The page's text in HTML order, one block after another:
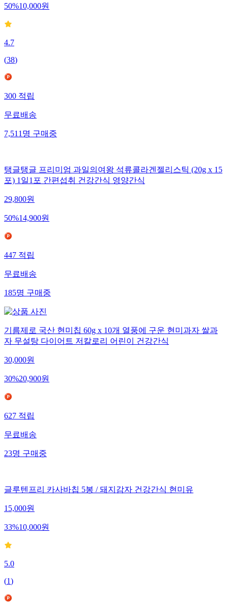
50%10,000원
4.7
(38)
300 적립
무료배송
7,511 명 구매중
탱글탱글 프리미엄 과일의여왕 석류콜라겐젤리스틱 (20g x 15
포) 1일1포 간편섭취 건강간식 영양간식
29,800원
50%14,900원
447적립
무료배송
185명구매중
기름제로 국산 현미칩 60g x 10개 열풍에 구운 현미과자 쌀과
자 무설탕 다이어트 저칼로리 어린이 건강간식
30,000원
30%20,900원
627적립
무료배송
23명구매중
글루텐프리 카사바칩 5봉 / 돼지감자 건강간식 현미유
15,000원
33%10,000원
5.0
(1)